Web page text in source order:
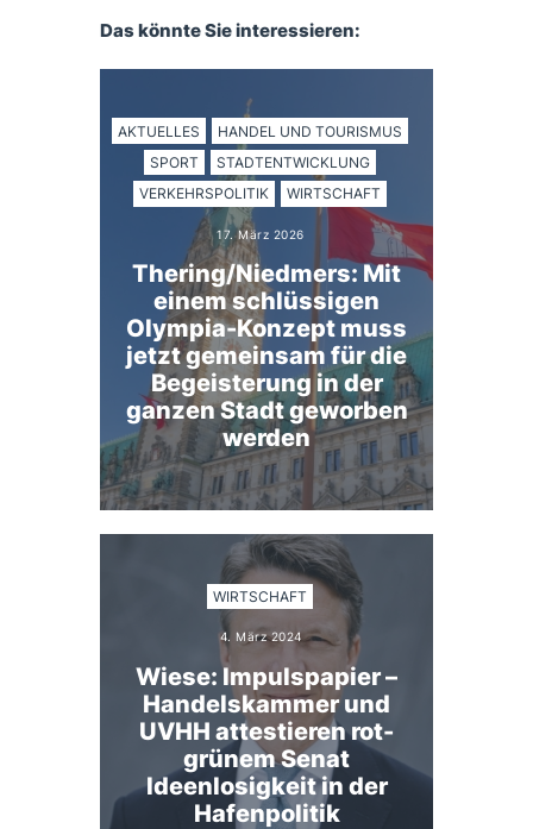
Das könnte Sie interessieren:
AKTUELLES
HANDEL UND TOURISMUS
SPORT
STADTENTWICKLUNG
VERKEHRSPOLITIK
WIRTSCHAFT
17. März 2026
Thering/Niedmers: Mit
einem schlüssigen
Olympia-Konzept muss
jetzt gemeinsam für die
Begeisterung in der
ganzen Stadt geworben
werden
WIRTSCHAFT
4. März 2024
Wiese: Impulspapier –
Handelskammer und
UVHH attestieren rot-
grünem Senat
Ideenlosigkeit in der
Hafenpolitik